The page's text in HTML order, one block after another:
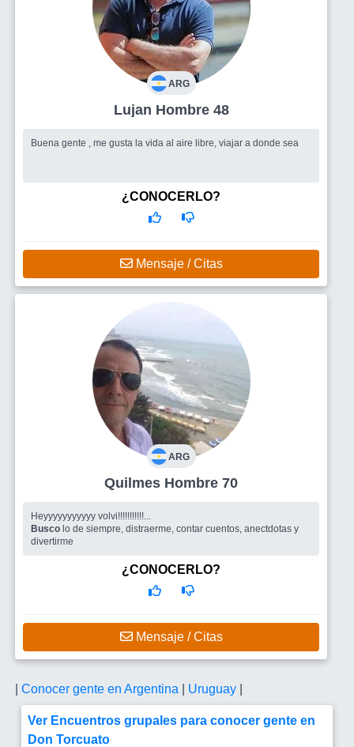
ARG
Lujan Hombre 48
Buena gente , me gusta la vida al aire libre, viajar a donde sea
¿CONOCERLO?
Mensaje / Citas
ARG
Quilmes Hombre 70
Heyyyyyyyyyyy volvi!!!!!!!!!!!...
Busco lo de siempre, distraerme, contar cuentos, anectdotas y
divertirme
¿CONOCERLO?
Mensaje / Citas
Conocer gente en Argentina Uruguay
Ver Encuentros grupales para conocer gente en
Don Torcuato